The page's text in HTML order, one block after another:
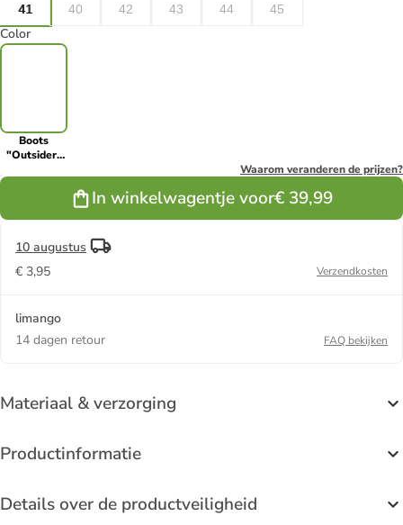
41
40 42 43 44 45
Color
Boots
"Outsider"
Waarom veranderen de prijzen?
In winkelwagentje voor€ 39,99
10 augustus
€ 3,95
Verzendkosten
limango
14 dagen retour
FAQ bekijken
Materiaal & verzorging
Productinformatie
Details over de productveiligheid